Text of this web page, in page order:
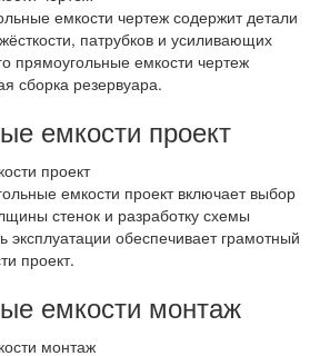
емкости чертеж содержит детали
патрубков и усиливающих
прямоугольные емкости чертеж
сборка резервуара.
емкости проект
емкости проект включает выбор
стенок и разработку схемы
эксплуатации обеспечивает грамотный
проект.
емкости монтаж